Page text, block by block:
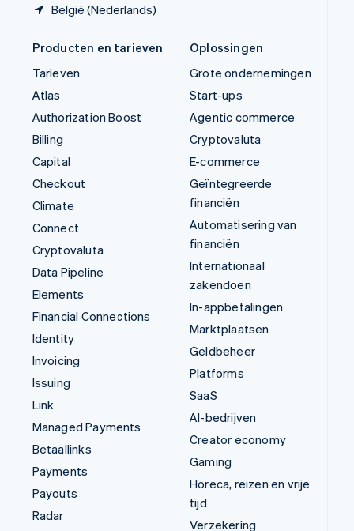
België (Nederlands)
Producten en tarieven
Tarieven
Atlas
Authorization Boost
Billing
Capital
Checkout
Climate
Connect
Cryptovaluta
Data Pipeline
Elements
Financial Connections
Identity
Invoicing
Issuing
Link
Managed Payments
Betaallinks
Payments
Payouts
Radar
Oplossingen
Grote ondernemingen
Start-ups
Agentic commerce
Cryptovaluta
E-commerce
Geïntegreerde
financiën
Automatisering van
financiën
Internationaal
zakendoen
In-appbetalingen
Marktplaatsen
Geldbeheer
Platforms
SaaS
AI-bedrijven
Creator economy
Gaming
Horeca, reizen en vrije
tijd
Verzekering